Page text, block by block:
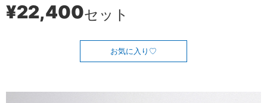
¥22,400セット
お気に入り